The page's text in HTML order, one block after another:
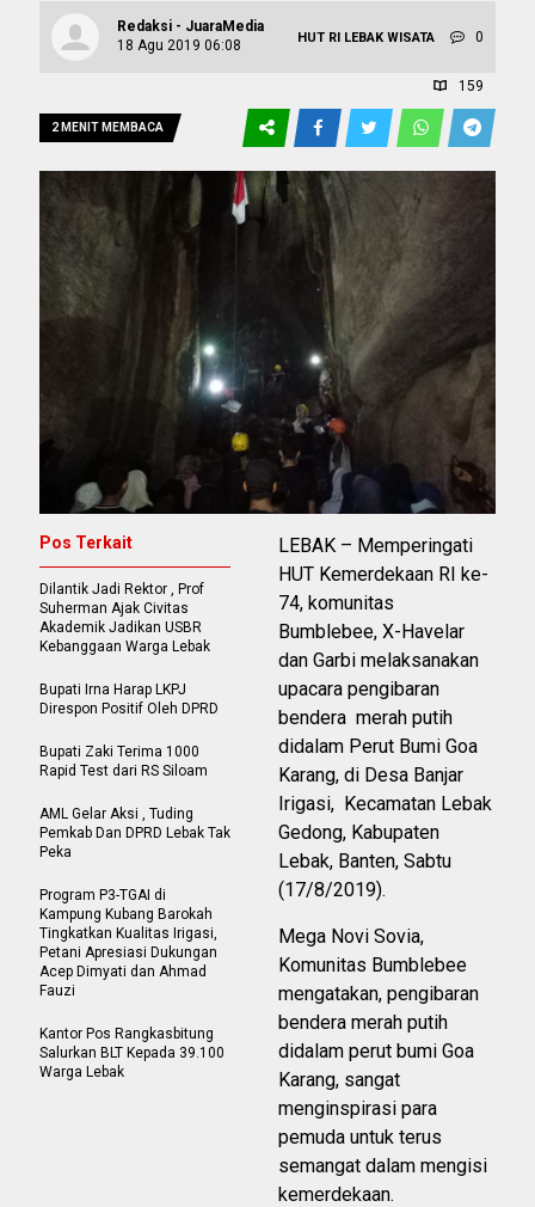
Redaksi - JuaraMedia
18 Agu 2019 06:08
HUT RI LEBAK WISATA 0
159
2 MENIT MEMBACA
LEBAK – Memperingati
HUT Kemerdekaan RI ke-
74, komunitas
Bumblebee, X-Havelar
dan Garbi melaksanakan
upacara pengibaran
bendera merah putih
didalam Perut Bumi Goa
Karang, di Desa Banjar
Irigasi, Kecamatan Lebak
Gedong, Kabupaten
Lebak, Banten, Sabtu
(17/8/2019).
Mega Novi Sovia,
Komunitas Bumblebee
mengatakan, pengibaran
bendera merah putih
didalam perut bumi Goa
Karang, sangat
menginspirasi para
pemuda untuk terus
semangat dalam mengisi
kemerdekaan.
Pos Terkait
Dilantik Jadi Rektor , Prof
Suherman Ajak Civitas
Akademik Jadikan USBR
Kebanggaan Warga Lebak
Bupati Irna Harap LKPJ
Direspon Positif Oleh DPRD
Bupati Zaki Terima 1000
Rapid Test dari RS Siloam
AML Gelar Aksi , Tuding
Pemkab Dan DPRD Lebak Tak
Peka
Program P3-TGAI di
Kampung Kubang Barokah
Tingkatkan Kualitas Irigasi,
Petani Apresiasi Dukungan
Acep Dimyati dan Ahmad
Fauzi
Kantor Pos Rangkasbitung
Salurkan BLT Kepada 39.100
Warga Lebak